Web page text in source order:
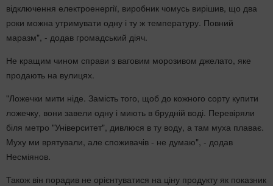
відключення електроенергії, виробник чомусь вирішив, що два
роки можна утримувати одну і ту ж температуру. Повний
маразм", - додав громадський діяч.
Не кращим чином справи з ваговим морозивом джелато, яке
продають на вулицях.
"Ложечки мити ніде. Замість того, щоб до кожного сорту купити
ложечку, вони завели одну і миють в брудній воді. Перевіряли
біля метро "Університет", дивлюся в ту воду, а там муха плаває.
Муху ми врятували, але споживачів - не думаю", - додав
Несміянов.
Також він порадив не орієнтуватися на ціну продукту як показник